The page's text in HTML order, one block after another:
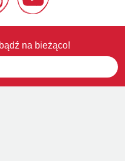
na bieżąco!